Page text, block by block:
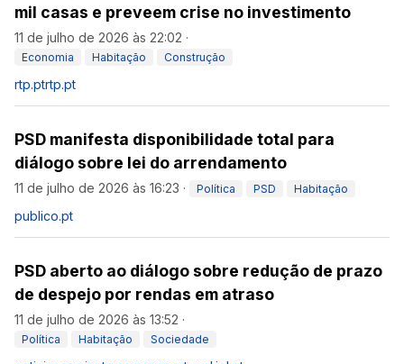
mil casas e preveem crise no investimento
11 de julho de 2026 às 22:02 ·
Economia Habitação Construção
rtp.ptrtp.pt
PSD manifesta disponibilidade total para
diálogo sobre lei do arrendamento
11 de julho de 2026 às 16:23 · Política PSD Habitação
publico.pt
PSD aberto ao diálogo sobre redução de prazo
de despejo por rendas em atraso
11 de julho de 2026 às 13:52 ·
Política Habitação Sociedade